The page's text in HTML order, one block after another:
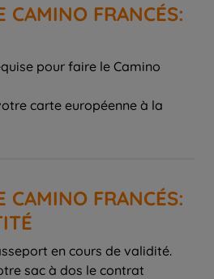
CAMINO FRANCÉS:
pour faire le Camino
carte européenne à la
CAMINO FRANCÉS:
en cours de validité.
sac à dos le contrat